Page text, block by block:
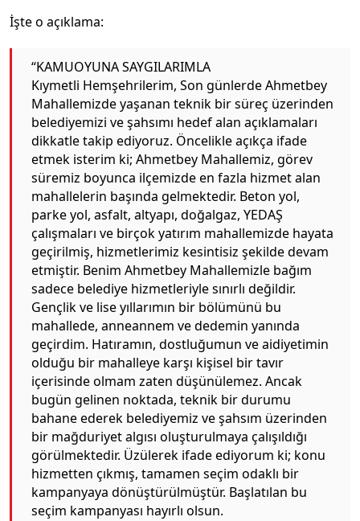
İşte o açıklama:
“KAMUOYUNA SAYGILARIMLA
Kıymetli Hemşehrilerim, Son günlerde Ahmetbey
Mahallemizde yaşanan teknik bir süreç üzerinden
belediyemizi ve şahsımı hedef alan açıklamaları
dikkatle takip ediyoruz. Öncelikle açıkça ifade
etmek isterim ki; Ahmetbey Mahallemiz, görev
süremiz boyunca ilçemizde en fazla hizmet alan
mahallelerin başında gelmektedir. Beton yol,
parke yol, asfalt, altyapı, doğalgaz, YEDAŞ
çalışmaları ve birçok yatırım mahallemizde hayata
geçirilmiş, hizmetlerimiz kesintisiz şekilde devam
etmiştir. Benim Ahmetbey Mahallemizle bağım
sadece belediye hizmetleriyle sınırlı değildir.
Gençlik ve lise yıllarımın bir bölümünü bu
mahallede, anneannem ve dedemin yanında
geçirdim. Hatıramın, dostluğumun ve aidiyetimin
olduğu bir mahalleye karşı kişisel bir tavır
içerisinde olmam zaten düşünülemez. Ancak
bugün gelinen noktada, teknik bir durumu
bahane ederek belediyemiz ve şahsım üzerinden
bir mağduriyet algısı oluşturulmaya çalışıldığı
görülmektedir. Üzülerek ifade ediyorum ki; konu
hizmetten çıkmış, tamamen seçim odaklı bir
kampanyaya dönüştürülmüştür. Başlatılan bu
seçim kampanyası hayırlı olsun.